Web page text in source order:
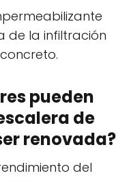
de la infiltración
pueden
de
renovada?
del